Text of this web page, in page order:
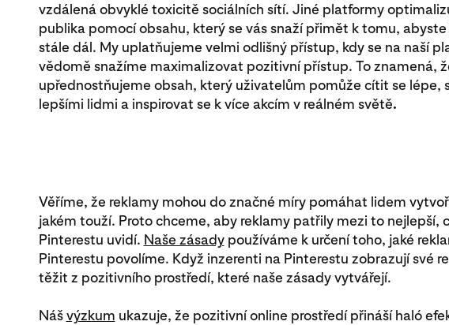
vzdálená obvyklé toxicitě sociálních sítí. Jiné platformy
publika pomocí obsahu, který se vás snaží přimět k tomu,
stále dál. My uplatňujeme velmi odlišný přístup, kdy se na naší
vědomě snažíme maximalizovat pozitivní přístup. To znamená,
upřednostňujeme obsah, který uživatelům pomůže cítit se lépe,
lepšími lidmi a inspirovat se k více akcím v reálném světě.
Věříme, že reklamy mohou do značné míry pomáhat lidem
jakém touží. Proto chceme, aby reklamy patřily mezi to nejlepší,
Pinterestu uvidí. Naše zásadypoužíváme k určení toho, jaké
Pinterestu povolíme. Když inzerenti na Pinterestu zobrazují své
těžit z pozitivního prostředí, které naše zásady vytvářejí.
Nášvýzkum ukazuje, že pozitivní online prostředí přináší haló